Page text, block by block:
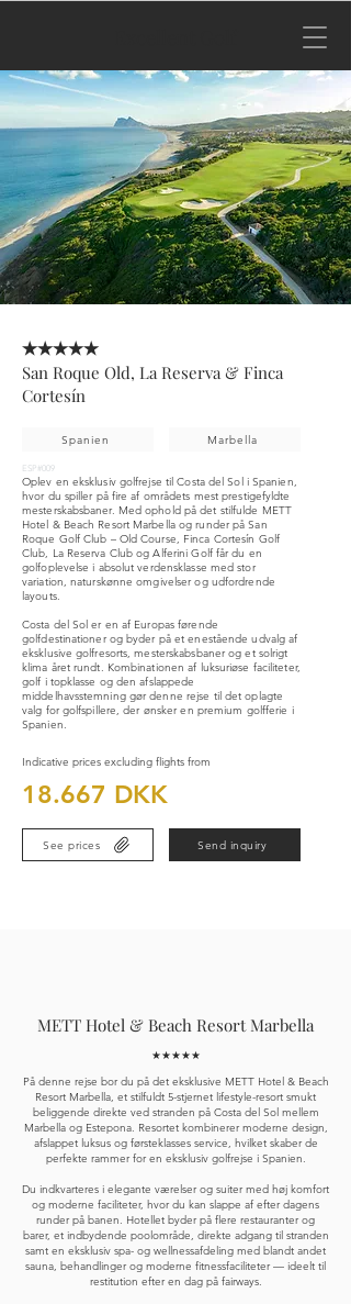
★★★★★
San Roque Old, La Reserva & Finca
Cortesín
Spanien Marbella
ESP#009
Oplev en eksklusiv golfrejse til Costa del Sol i Spanien,
hvor du spiller på fire af områdets mest prestigefyldte
mesterskabsbaner. Med ophold på det stilfulde METT
Hotel & Beach Resort Marbella og runder på San
Roque Golf Club – Old Course, Finca Cortesín Golf
Club, La Reserva Club og Alferini Golf får du en
golfoplevelse i absolut verdensklasse med stor
variation, naturskønne omgivelser og udfordrende
layouts.
Costa del Sol er en af Europas førende
golfdestinationer og byder på et enestående udvalg af
eksklusive golfresorts, mesterskabsbaner og et solrigt
klima året rundt. Kombinationen af luksuriøse faciliteter,
golf i topklasse og den afslappede
middelhavsstemning gør denne rejse til det oplagte
valg for golfspillere, der ønsker en premium golfferie i
Spanien.
Indicative prices excluding flights from
18.667 DKK
See prices Send inquiry
METT Hotel & Beach Resort Marbella
★★★★★
På denne rejse bor du på det eksklusive METT Hotel & Beach
Resort Marbella, et stilfuldt 5-stjernet lifestyle-resort smukt
beliggende direkte ved stranden på Costa del Sol mellem
Marbella og Estepona. Resortet kombinerer moderne design,
afslappet luksus og førsteklasses service, hvilket skaber de
perfekte rammer for en eksklusiv golfrejse i Spanien.
Du indkvarteres i elegante værelser og suiter med høj komfort
og moderne faciliteter, hvor du kan slappe af efter dagens
runder på banen. Hotellet byder på flere restauranter og
barer, et indbydende poolområde, direkte adgang til stranden
samt en eksklusiv spa- og wellnessafdeling med blandt andet
sauna, behandlinger og moderne fitnessfaciliteter — ideelt til
restitution efter en dag på fairways.